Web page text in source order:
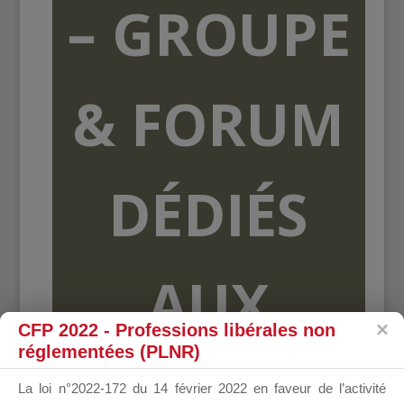
– GROUPE
& FORUM
DÉDIÉS
AUX
CFP 2022 - Professions libérales non
réglementées (PLNR)
La loi n°2022-172 du 14 février 2022 en faveur de l’activité